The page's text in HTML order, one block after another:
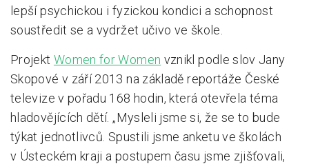
lepší psychickou i fyzickou kondici a schopnost
soustředit se a vydržet učivo ve škole.
Projekt Women for Women vznikl podle slov Jany
Skopové v září 2013 na základě reportáže České
televize v pořadu 168 hodin, která otevřela téma
hladovějících dětí. „Mysleli jsme si, že se to bude
týkat jednotlivců. Spustili jsme anketu ve školách
v Ústeckém kraji a postupem času jsme zjišťovali,